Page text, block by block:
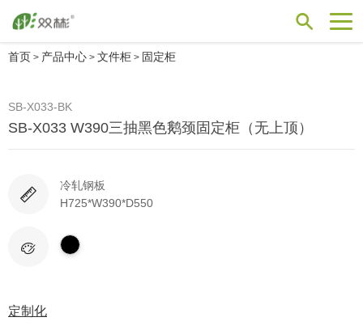
首页 > 产品中心 > 文件柜 > 固定柜
SB-X033-BK
SB-X033 W390三抽黑色鹅颈固定柜（无上顶）
冷轧钢板
H725*W390*D550
定制化